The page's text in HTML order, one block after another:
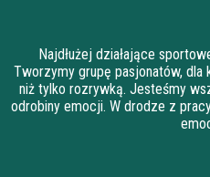
Najdłużej działające
Tworzymy grupę pasjonatów,
niż tylko rozrywką. Jesteśmy
odrobiny emocji. W drodze z